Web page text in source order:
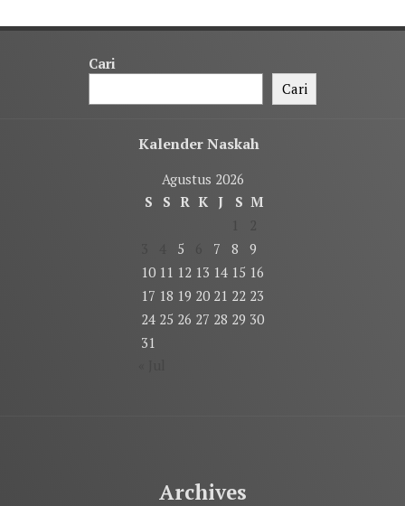
Cari
Cari
Kalender Naskah
Agustus 2026
S
S R K J S M
5 7 8
9
10 11 12 13 14 15 16
17 18 19 20 21 22 23
24 25 26 27 28 29 30
31
Archives